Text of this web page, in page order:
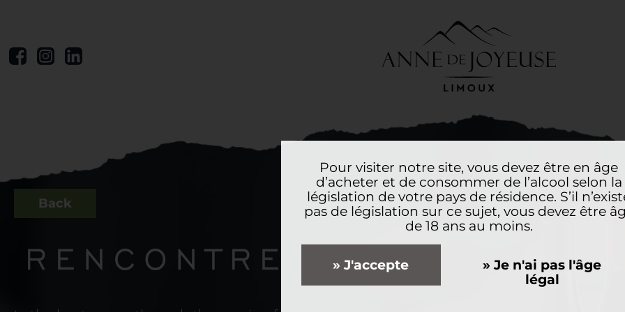
Pour visiter notre site, vous devez être en âge
d’acheter et de consommer de l’alcool selon la
législation de votre pays de résidence. S’il
pas de législation sur ce sujet, vous devez être
de 18 ans au moins.
» J'accepte
» Je n'ai pas l'âge
légal
Back